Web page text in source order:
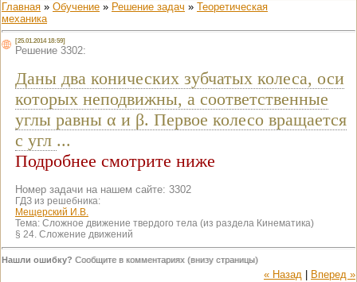
Главная » Обучение » Решение задач » Теоретическая
механика
[25.01.2014 18:59]
Решение 3302:
Даны два конических зубчатых колеса, оси
которых неподвижны, а соответственные
углы равны α и β. Первое колесо вращается
с угл ...
Подробнее смотрите ниже
Номер задачи на нашем сайте: 3302
ГДЗ из решебника:
Мещерский И.В.
Тема: Сложное движение твердого тела (из раздела Кинематика)
§ 24. Сложение движений
Нашли ошибку? Сообщите в комментариях (внизу страницы)
« Назад
Вперед »